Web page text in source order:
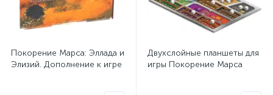
Покорение Марса: Эллада и
Элизий. Дополнение к игре
Двухслойные планшеты для
игры Покорение Марса